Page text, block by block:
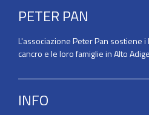
PETER PAN
L'associazione Peter Pan sostiene
cancro e le loro famiglie in Alto
INFO